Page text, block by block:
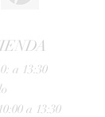
a 13:30
a 13:30